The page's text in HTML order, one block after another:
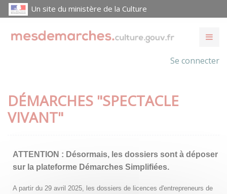
Un site du ministère de la Culture
Se connecter
DÉMARCHES "SPECTACLE
VIVANT"
ATTENTION : Désormais, les dossiers sont à déposer
sur la plateforme Démarches Simplifiées.
A partir du 29 avril 2025, les dossiers de licences d'entrepreneurs de